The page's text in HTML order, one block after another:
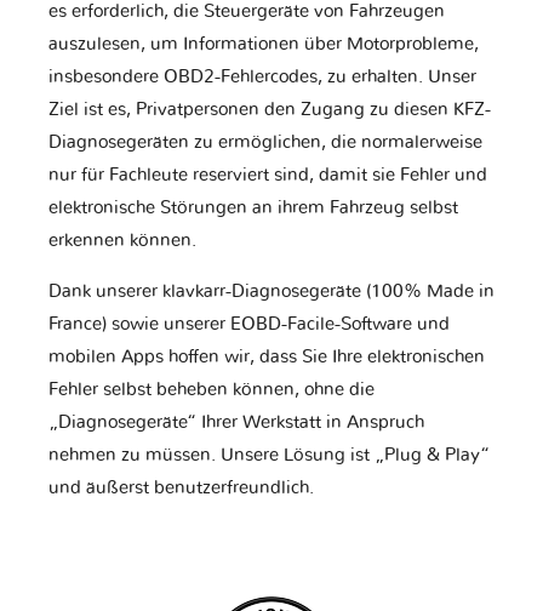
es erforderlich, die Steuergeräte von Fahrzeugen
auszulesen, um Informationen über Motorprobleme,
insbesondere OBD2-Fehlercodes, zu erhalten. Unser
Ziel ist es, Privatpersonen den Zugang zu diesen KFZ-
Diagnosegeräten zu ermöglichen, die normalerweise
nur für Fachleute reserviert sind, damit sie Fehler und
elektronische Störungen an ihrem Fahrzeug selbst
erkennen können.
Dank unserer klavkarr-Diagnosegeräte (100% Made in
France) sowie unserer EOBD-Facile-Software und
mobilen Apps hoffen wir, dass Sie Ihre elektronischen
Fehler selbst beheben können, ohne die
„Diagnosegeräte“ Ihrer Werkstatt in Anspruch
nehmen zu müssen. Unsere Lösung ist „Plug & Play“
und äußerst benutzerfreundlich.